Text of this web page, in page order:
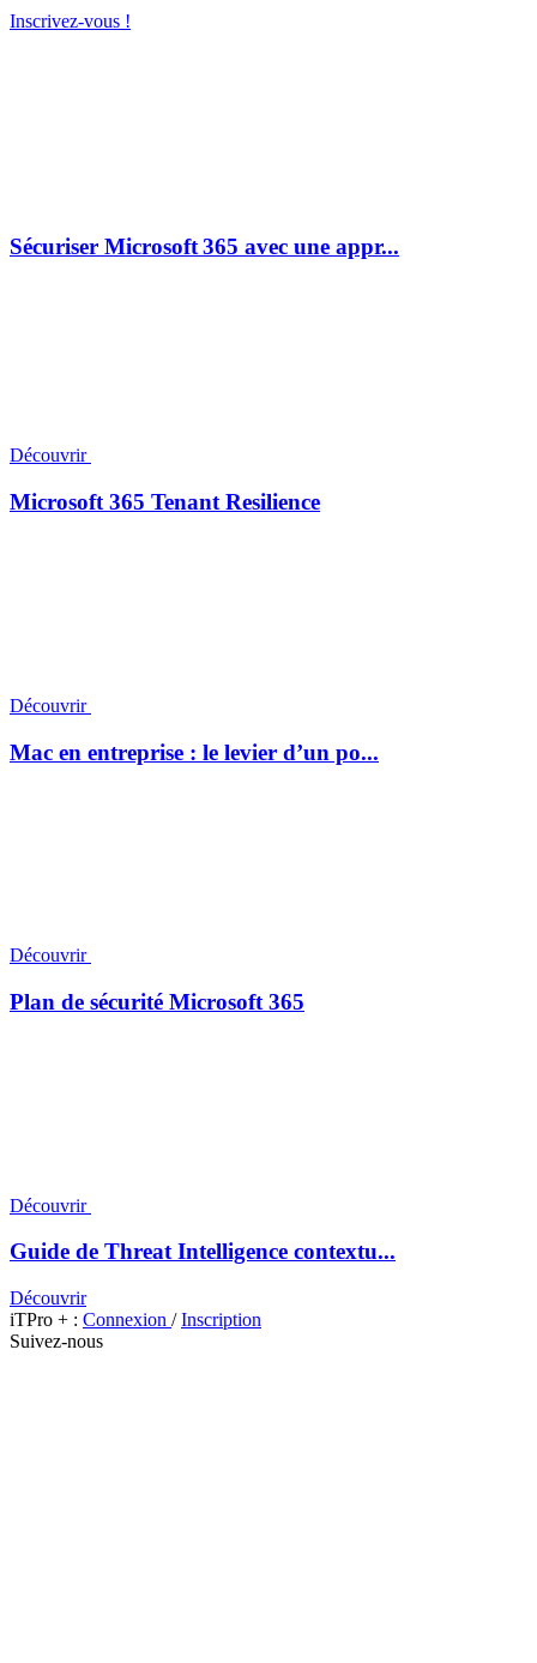
Inscrivez-vous !
Sécuriser Microsoft 365 avec une appr...
Découvrir
Microsoft 365 Tenant Resilience
Découvrir
Mac en entreprise : le levier d’un po...
Découvrir
Plan de sécurité Microsoft 365
Découvrir
Guide de Threat Intelligence contextu...
Découvrir
iTPro + : Connexion /Inscription
Suivez-nous